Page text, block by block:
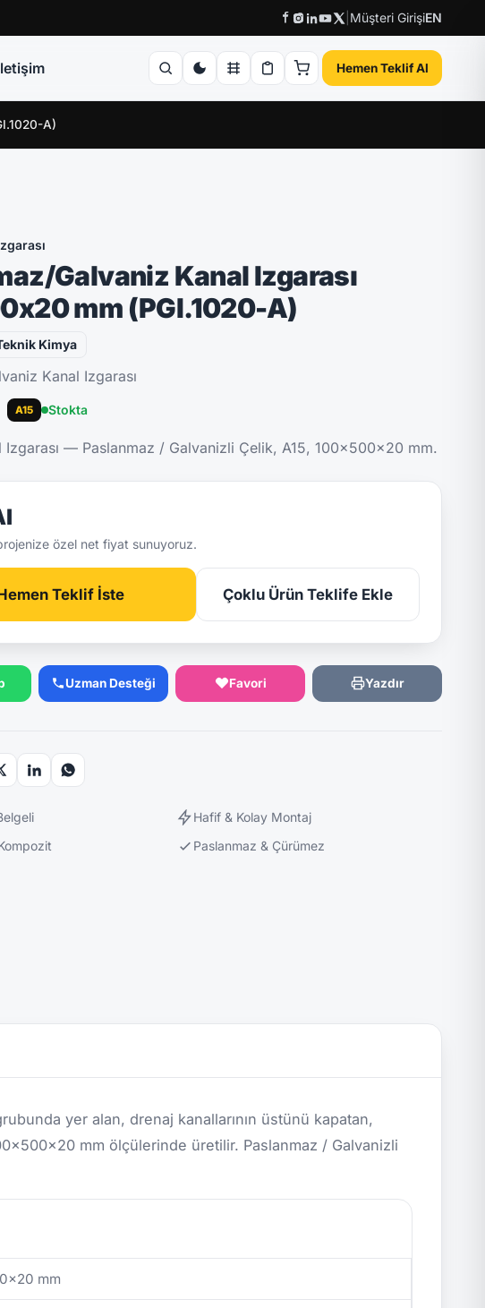
Müşteri GirişiEN
Hemen Teklif Al
A)
Galvaniz Kanal Izgarası
mm (PGI.1020-A)
Kimya
Kanal Izgarası
A15 Stokta
Izgarası — Paslanmaz / Galvanizli Çelik, A15, 100x500x20 mm.
özel net fiyat sunuyoruz.
Teklif İste Çoklu Ürün Teklife Ekle
Uzman Desteği Favori Yazdır
Hafif & Kolay Montaj
Paslanmaz & Çürümez
yer alan, drenaj kanallarının üstünü kapatan,
mm ölçülerinde üretilir. Paslanmaz / Galvanizli
mm